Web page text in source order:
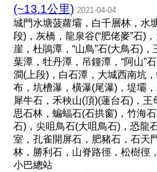
(~13.1公里) 2021-04-04
城門水塘菠蘿壩，白千層林，水
段)，灰橋，龍泉谷(“肥佬麥”石)
崖，杜鵑潭，“山鳥”石(大鳥石)
葉潭，牡丹潭，吊鐘潭，“阿山”
澗(上段)，白石潭，大城西南坑
布，坑槽瀑，橫瀑(尾瀑)，堤壩
犀牛石，禾秧山(頂)(蓮台石)，
思石林，蝙蝠石(石拱窗)，竹海
石)，尖咀鳥石(大咀鳥石)，恐龍
室，孔雀開屏石，肥豬石，石天
林，勝利石，山脊路徑，松樹徑
小巴總站